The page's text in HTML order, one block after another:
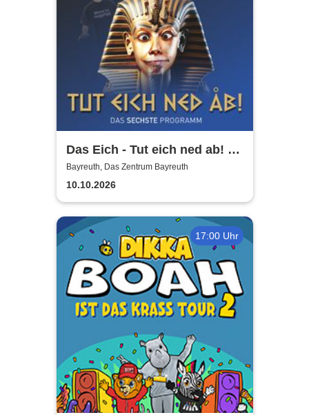
Das Eich - Tut eich ned ab! -
Stefan Eichner | Musik-
Kabarett, Komik und mehr
Bayreuth, Das Zentrum Bayreuth
10.10.2026
17:00 Uhr